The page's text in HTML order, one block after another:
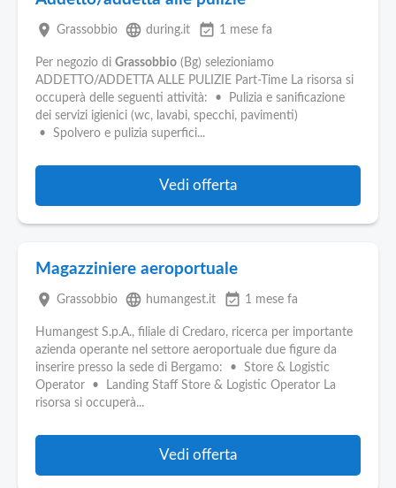
place Grassobbio language during.it event_available 1 mese fa
Per negozio di Grassobbio (Bg) selezioniamo
ADDETTO/ADDETTA ALLE PULIZIE Part-Time La risorsa si
occuperà delle seguenti attività: • Pulizia e sanificazione
dei servizi igienici (wc, lavabi, specchi, pavimenti)
• Spolvero e pulizia superfici...
Vedi offerta
Magazziniere aeroportuale
place Grassobbio language humangest.it event_available 1 mese fa
Humangest S.p.A., filiale di Credaro, ricerca per importante
azienda operante nel settore aeroportuale due figure da
inserire presso la sede di Bergamo: • Store & Logistic
Operator • Landing Staff Store & Logistic Operator La
risorsa si occuperà...
Vedi offerta